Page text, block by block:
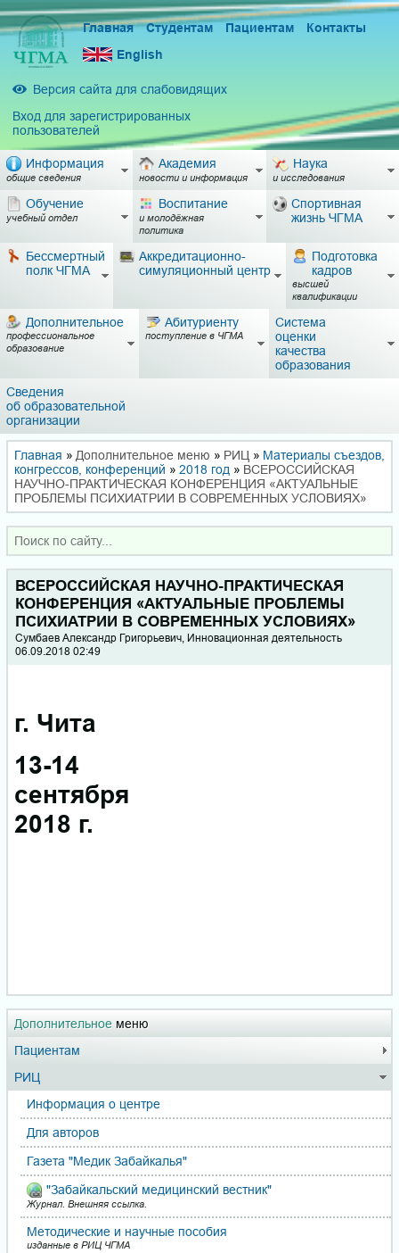
Главная Студентам Пациентам
Контакты
English
Версия сайта для слабовидящих
Вход для зарегистрированных
пользователей
Информация
общие сведения
Академия
новости и информация
Наука
и исследования
Обучение
учебный отдел
Воспитание
и молодёжная
политика
Спортивная
жизнь ЧГМА
Бессмертный
полк ЧГМА
Аккредитационно-
симуляционный центр
Подготовка
кадров
высшей
квалификации
Дополнительное
профессиональное
образование
Абитуриенту
поступление в ЧГМА
Система
оценки
качества
образования
Сведения
об образовательной
организации
Главная » Дополнительное меню » РИЦ » Материалы съездов,
кон­грес­сов, конференций » 2018 год » ВСЕРОССИЙСКАЯ
НАУЧНО-ПРАКТИЧЕСКАЯ КОНФЕРЕНЦИЯ «АКТУАЛЬНЫЕ
ПРОБЛЕМЫ ПСИХИАТРИИ В СОВРЕМЕННЫХ УСЛОВИЯХ»
Дополнительное меню
Пациентам
РИЦ
Информация о центре
Для авторов
Газета "Медик Забайкалья"
"Забайкальский медицинский вестник"
Журнал. Внешняя ссылка.
Методические и научные пособия
изданные в РИЦ ЧГМА
ВСЕРОССИЙСКАЯ НАУЧНО-ПРАКТИЧЕСКАЯ
КОНФЕРЕНЦИЯ «АКТУАЛЬНЫЕ ПРОБЛЕМЫ
ПСИХИАТРИИ В СОВРЕМЕННЫХ УСЛОВИЯХ»
Сумбаев Александр Григорьевич, Инновационная деятельность
06.09.2018 02:49
г. Чита
13-14
сентября
2018 г.